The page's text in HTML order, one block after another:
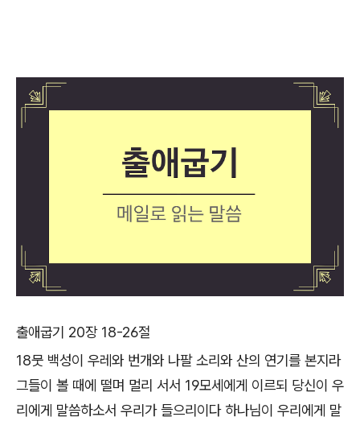
출애굽기 20장 18-26절
18뭇 백성이 우레와 번개와 나팔 소리와 산의 연기를 본지라
그들이 볼 때에 떨며 멀리 서서 19모세에게 이르되 당신이 우
리에게 말씀하소서 우리가 들으리이다 하나님이 우리에게 말